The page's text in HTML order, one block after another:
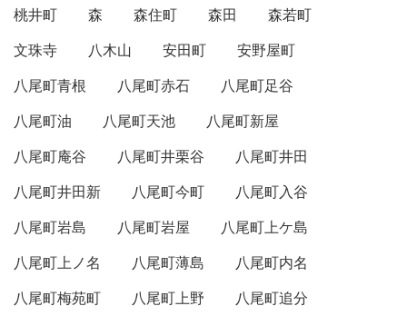
桃井町 森 森住町 森田
森若町
文珠寺
八木山 安田町
安野屋町
八尾町青根
八尾町赤石
八尾町足谷
八尾町油
八尾町天池
八尾町新屋
八尾町庵谷
八尾町井栗谷
八尾町井田
八尾町井田新
八尾町今町
八尾町入谷
八尾町岩島
八尾町岩屋
八尾町上ケ島
八尾町上ノ名
八尾町薄島
八尾町内名
八尾町梅苑町
八尾町上野
八尾町追分